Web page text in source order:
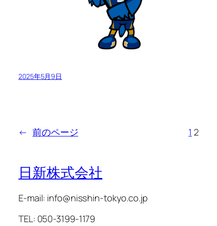
2025年5月9日
← 前のページ 1 2
日新株式会社
E-mail: info@nisshin-tokyo.co.jp
TEL: 050-3199-1179